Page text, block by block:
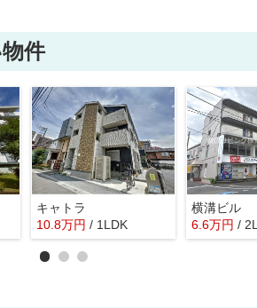
件
キャトラ
10.8万円 / 1LDK
横溝ビル
6.6万円 /